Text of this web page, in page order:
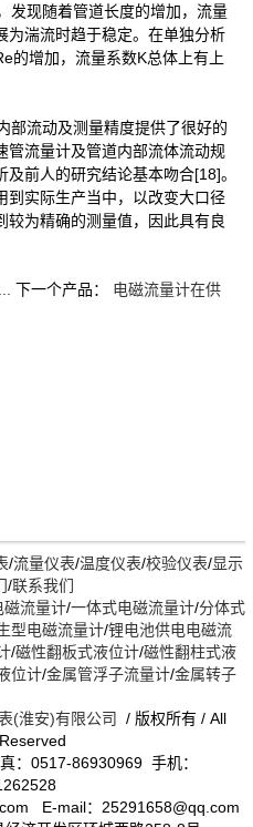
现随着管道长度的增加，流量
为湍流时趋于稳定。在单独分析
的增加，流量系数K总体上有上
流动及测量精度提供了很好的
管流量计及管道内部流体流动规
前人的研究结论基本吻合[18]。
到实际生产当中，以改变大口径
较为精确的测量值，因此具有良
下一个产品： 电磁流量计在供
/流量仪表/温度仪表/校验仪表/显示
/联系我们
磁流量计/一体式电磁流量计/分体式
型电磁流量计/锂电池供电电磁流
/磁性翻板式液位计/磁性翻柱式液
位计/金属管浮子流量计/金属转子
(淮安)有限公司 / 版权所有 / All
：0517-86930969 手机：
E-mail：25291658@qq.com